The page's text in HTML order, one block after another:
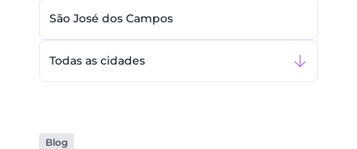
São José dos Campos
Todas as cidades
Blog